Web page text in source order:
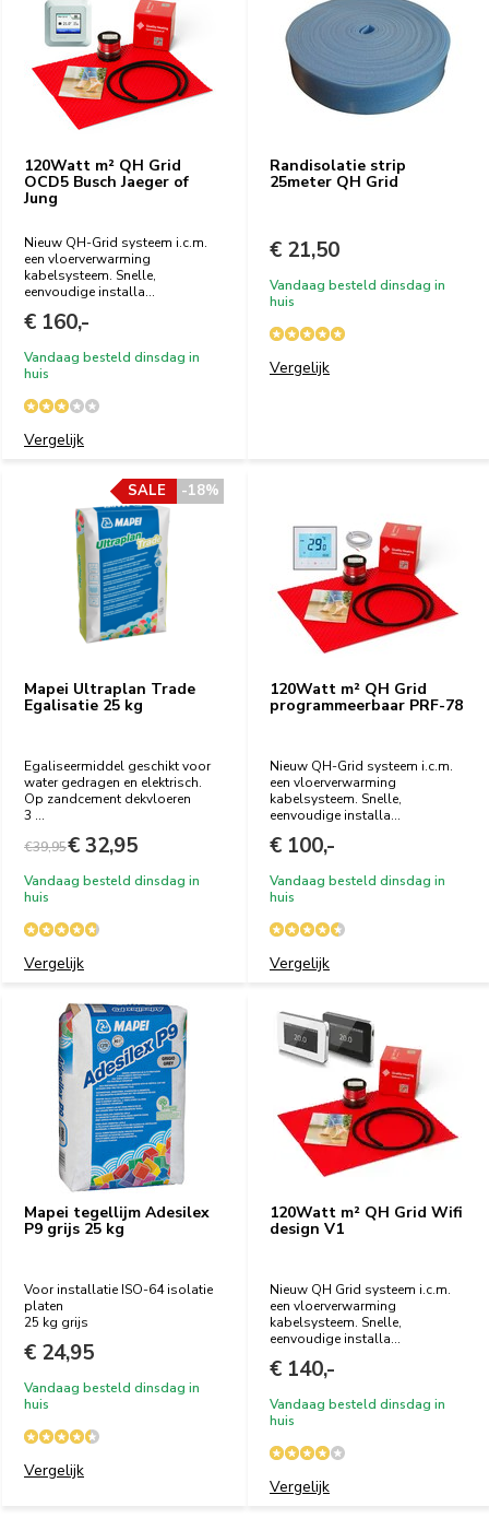
120Watt m² QH Grid
OCD5 Busch Jaeger of
Jung
Nieuw QH-Grid systeem i.c.m.
een vloerverwarming
kabelsysteem. Snelle,
eenvoudige installa...
€ 160,-
Vandaag besteld dinsdag in
huis
Vergelijk
Randisolatie strip
25meter QH Grid
€ 21,50
Vandaag besteld dinsdag in
huis
Vergelijk
Mapei Ultraplan Trade
Egalisatie 25 kg
-18%
SALE
Egaliseermiddel geschikt voor
water gedragen en elektrisch.
Op zandcement dekvloeren
3 ...
€39,95€ 32,95
Vandaag besteld dinsdag in
huis
Vergelijk
120Watt m² QH Grid
programmeerbaar PRF-78
Nieuw QH-Grid systeem i.c.m.
een vloerverwarming
kabelsysteem. Snelle,
eenvoudige installa...
€ 100,-
Vandaag besteld dinsdag in
huis
Vergelijk
Mapei tegellijm Adesilex
P9 grijs 25 kg
Voor installatie ISO-64 isolatie
platen
25 kg grijs
€ 24,95
Vandaag besteld dinsdag in
huis
Vergelijk
120Watt m² QH Grid Wifi
design V1
Nieuw QH Grid systeem i.c.m.
een vloerverwarming
kabelsysteem. Snelle,
eenvoudige installa...
€ 140,-
Vandaag besteld dinsdag in
huis
Vergelijk